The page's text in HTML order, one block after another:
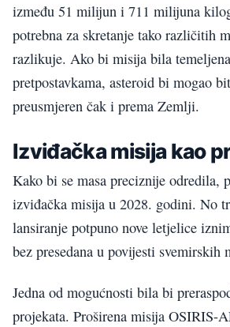
između 51 milijun i 711 milijuna
potrebna za skretanje tako različitih
razlikuje. Ako bi misija bila
pretpostavkama, asteroid bi mogao
preusmjeren čak i prema Zemlji.
Izviđačka misija kao
Kako bi se masa preciznije odredila,
izviđačka misija u 2028. godini. No
lansiranje potpuno nove letjelice
bez presedana u povijesti svemirskih
Jedna od mogućnosti bila bi
projekata. Proširena misija OSIRIS-